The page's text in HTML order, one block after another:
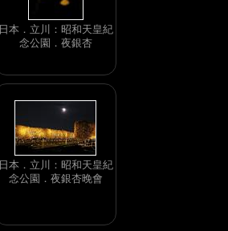
日本．立川：昭和天皇紀
念公園．夜銀杏
日本．立川：昭和天皇紀
念公園．夜銀杏晚會